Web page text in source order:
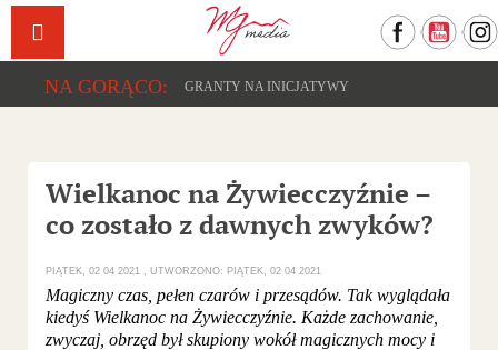
Facebook
NA GORĄCO: GRANTY NA INICJATYWY
Wielkanoc na Żywiecczyźnie –
co zostało z dawnych zwyków?
PIĄTEK, 02 04 2021 UTWORZONO: PIĄTEK, 02 04 2021
Magiczny czas, pełen czarów i przesądów. Tak wyglądała
kiedyś Wielkanoc na Żywiecczyźnie. Każde zachowanie,
zwyczaj, obrzęd był skupiony wokół magicznych mocy i